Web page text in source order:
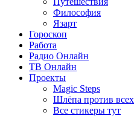
Философия
Язарт
Гороскоп
Работа
Радио Онлайн
ТВ Онлайн
Проекты
Magic Steps
Шлёпа против всех
Все стикеры тут